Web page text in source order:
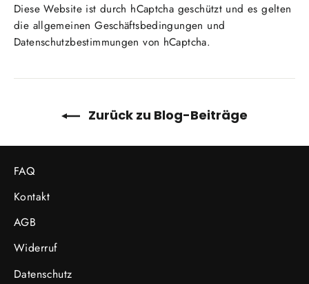
Diese Website ist durch hCaptcha geschützt und es gelten
die allgemeinen Geschäftsbedingungen und
Datenschutzbestimmungen von hCaptcha.
Zurück zu Blog-Beiträge
FAQ
Kontakt
AGB
Widerruf
Datenschutz